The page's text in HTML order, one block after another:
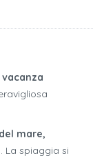
vacanza
mare,
. La spiaggia si